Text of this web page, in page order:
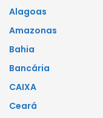
Alagoas
Amazonas
Bahia
Bancária
CAIXA
Ceará